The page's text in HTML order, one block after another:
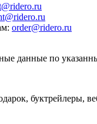
: order@ridero.ru
данные по
буктрейлеры,